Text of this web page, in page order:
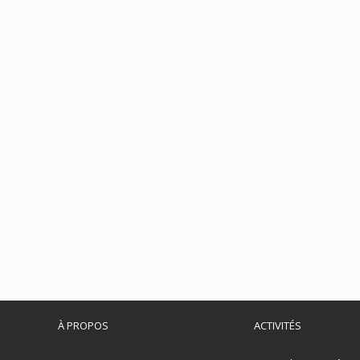
À PROPOS ACTIVITÉS